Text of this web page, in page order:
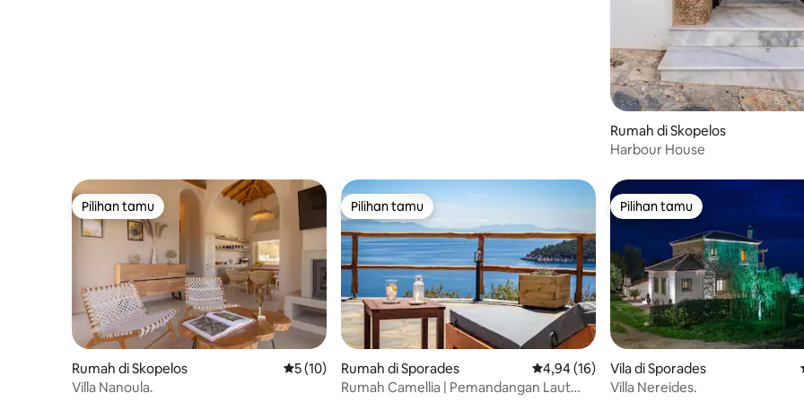
Rumah di Skopelos
Harbour House
Pilihan tamu
Pilihan tamu
Rumah di Skopelos Nilai rata-rata 5 dari 5, 10 ulasan
5 (10)
Villa Nanoula.
Pilihan tamu
Pilihan tamu
Rumah di Sporades Nilai rata-rata 4,94 dari 5, 16 ulasan
4,94 (16)
Rumah Camellia | Pemandangan Laut
Pilihan tamu
Pilihan tamu
Vila di Sporades
Villa Nereides.